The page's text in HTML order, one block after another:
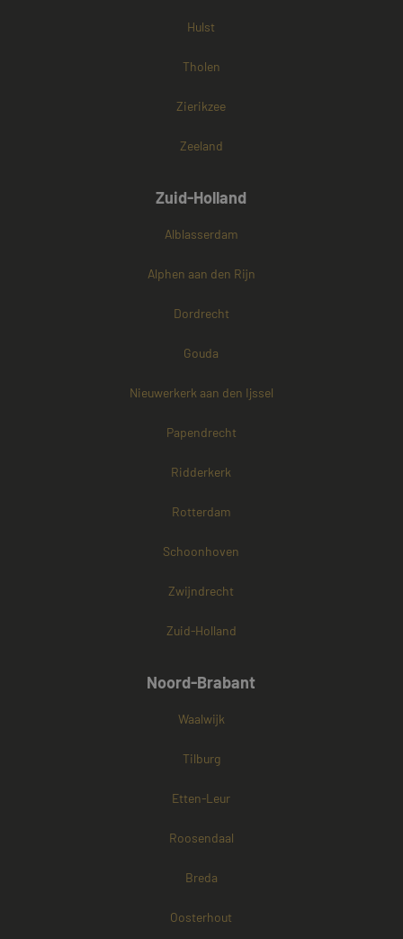
Hulst
Tholen
Zierikzee
Zeeland
Zuid-Holland
Alblasserdam
Alphen aan den Rijn
Dordrecht
Gouda
Nieuwerkerk aan den Ijssel
Papendrecht
Ridderkerk
Rotterdam
Schoonhoven
Zwijndrecht
Zuid-Holland
Noord-Brabant
Waalwijk
Tilburg
Etten-Leur
Roosendaal
Breda
Oosterhout